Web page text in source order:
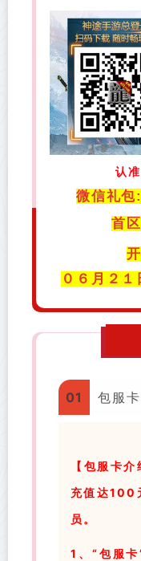
认
微信礼
首
０６月２
01 包服
【包服卡介
充值达100
员。
1、“包服